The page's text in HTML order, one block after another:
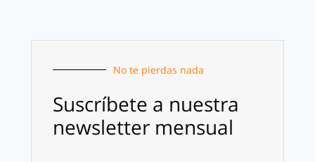
No te pierdas nada
Suscríbete a nuestra
newsletter mensual